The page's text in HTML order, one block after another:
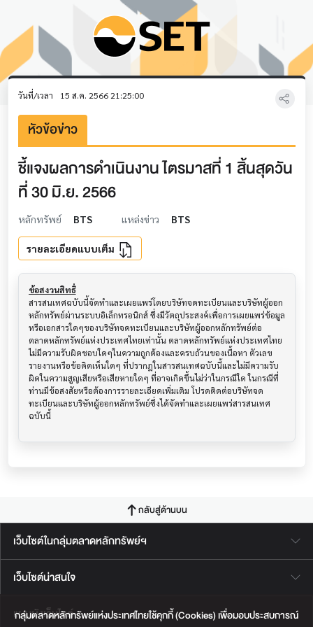
กลุ่มตลาดหลักทรัพย์แห่งประเทศไทยใช้คุกกี้ (Cookies) เพื่อมอบประสบการณ์
วันที่/เวลา 15 ส.ค. 2566 21:25:00
หัวข้อข่าว
ชี้แจงผลการดำเนินงาน ไตรมาสที่ 1 สิ้นสุดวัน
ที่ 30 มิ.ย. 2566
หลักทรัพย์ BTS แหล่งข่าว BTS
รายละเอียดแบบเต็ม
ข้อสงวนสิทธิ์
สารสนเทศฉบับนี้จัดทำและเผยแพร่โดยบริษัทจดทะเบียนและบริษัทผู้ออก
หลักทรัพย์ผ่านระบบอิเล็กทรอนิกส์ ซึ่งมีวัตถุประสงค์เพื่อการเผยแพร่ข้อมูล
หรือเอกสารใดๆของบริษัทจดทะเบียนและบริษัทผู้ออกหลักทรัพย์ต่อ
ตลาดหลักทรัพย์แห่งประเทศไทยเท่านั้น ตลาดหลักทรัพย์แห่งประเทศไทย
ไม่มีความรับผิดชอบใดๆในความถูกต้องและครบถ้วนของเนื้อหา ตัวเลข
รายงานหรือข้อคิดเห็นใดๆ ที่ปรากฎในสารสนเทศฉบับนี้และไม่มีความรับ
ผิดในความสูญเสียหรือเสียหายใดๆ ที่อาจเกิดขึ้นไม่ว่าในกรณีใด ในกรณีที่
ท่านมีข้อสงสัยหรือต้องการรายละเอียดเพิ่มเติม โปรดติดต่อบริษัทจด
ทะเบียนและบริษัทผู้ออกหลักทรัพย์ซึ่งได้จัดทำและเผยแพร่สารสนเทศ
ฉบับนี้
กลับสู่ด้านบน
เว็บไซต์ในกลุ่มตลาดหลักทรัพย์ฯ
เว็บไซต์น่าสนใจ
แผนผังเว็บไซต์